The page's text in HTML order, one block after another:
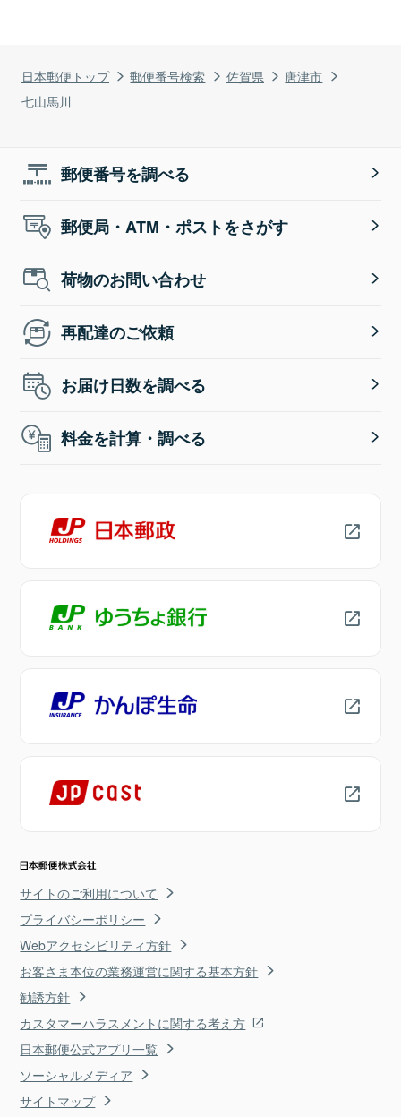
日本郵便トップ 郵便番号検索 佐賀県
唐津市
七山馬川
郵便番号を調べる
郵便局・ATM・ポストをさがす
荷物のお問い合わせ
再配達のご依頼
お届け日数を調べる
料金を計算・調べる
サイトのご利用について
プライバシーポリシー
Webアクセシビリティ方針
お客さま本位の業務運営に関する基本方針
勧誘方針
カスタマーハラスメントに関する考え方
日本郵便公式アプリ一覧
ソーシャルメディア
サイトマップ